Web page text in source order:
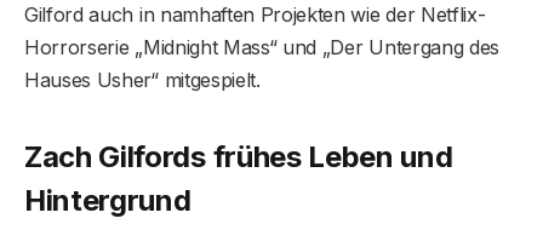
Gilford auch in namhaften Projekten wie der Netflix-
Horrorserie „Midnight Mass“ und „Der Untergang des
Hauses Usher“ mitgespielt.
Zach Gilfords frühes Leben und
Hintergrund